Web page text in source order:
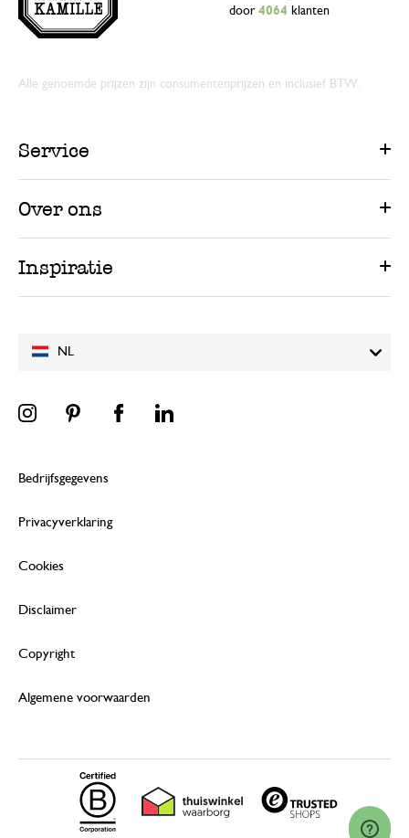
NL
door 4064 klanten
Alle genoemde prijzen zijn consumentenprijzen en inclusief BTW.
Service
Over ons
Inspiratie
Bedrijfsgegevens
Privacyverklaring
Cookies
Disclaimer
Copyright
Algemene voorwaarden